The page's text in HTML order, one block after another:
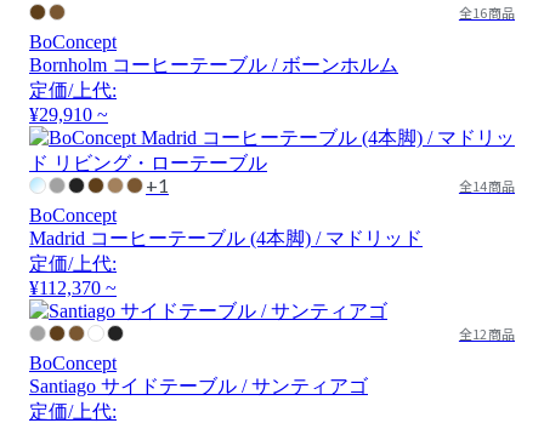
全16商品
BoConcept
Bornholm コーヒーテーブル / ボーンホルム
定価/上代:
¥29,910 ~
+1 全14商品
BoConcept
Madrid コーヒーテーブル (4本脚) / マドリッド
定価/上代:
¥112,370 ~
全12商品
BoConcept
Santiago サイドテーブル / サンティアゴ
定価/上代: